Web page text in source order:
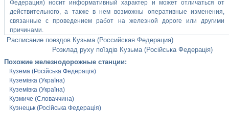
Федерация) носит информативный характер и может отличаться от
действительного, а также в нем возможны оперативные изменения,
связанные с проведением работ на железной дороге или другими
причинами.
Расписание поездов Кузьма (Российская Федерация)
Розклад руху поїздів Кузьма (Російська Федерація)
Похожие железнодорожные станции:
Кузема (Російська Федерація)
Куземівка (Україна)
Куземівка (Україна)
Кузмиче (Словаччина)
Кузнецьк (Російська Федерація)